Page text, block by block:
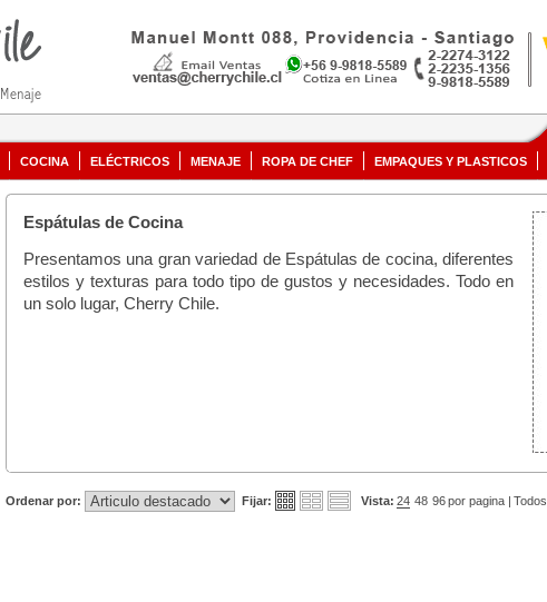
COCINA ELÉCTRICOS MENAJE ROPA DE CHEF EMPAQUES Y PLASTICOS
Espátulas de Cocina
Presentamos una gran variedad de Espátulas de cocina, diferentes
estilos y texturas para todo tipo de gustos y necesidades. Todo en
un solo lugar, Cherry Chile.
Ordenar por: Fijar: Vista: 24 48 96por pagina | Todos